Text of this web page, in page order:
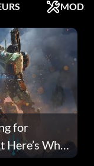
MODS
for
Here’s Why